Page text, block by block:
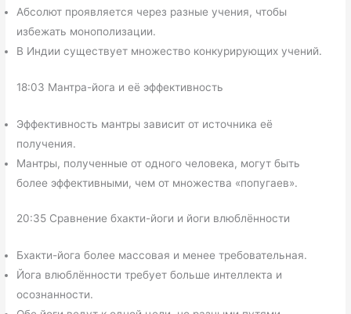
Абсолют проявляется через разные учения, чтобы
избежать монополизации.
В Индии существует множество конкурирующих учений.
18:03 Мантра-йога и её эффективность
Эффективность мантры зависит от источника её
получения.
Мантры, полученные от одного человека, могут быть
более эффективными, чем от множества «попугаев».
20:35 Сравнение бхакти-йоги и йоги влюблённости
Бхакти-йога более массовая и менее требовательная.
Йога влюблённости требует больше интеллекта и
осознанности.